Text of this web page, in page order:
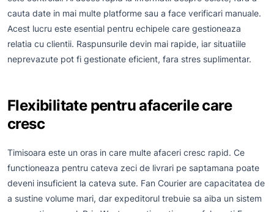
cauta date in mai multe platforme sau a face verificari manuale.
Acest lucru este esential pentru echipele care gestioneaza
relatia cu clientii. Raspunsurile devin mai rapide, iar situatiile
neprevazute pot fi gestionate eficient, fara stres suplimentar.
Flexibilitate pentru afacerile care
cresc
Timisoara este un oras in care multe afaceri cresc rapid. Ce
functioneaza pentru cateva zeci de livrari pe saptamana poate
deveni insuficient la cateva sute. Fan Courier are capacitatea de
a sustine volume mari, dar expeditorul trebuie sa aiba un sistem